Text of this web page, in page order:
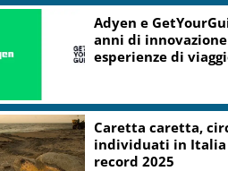
Adyen e
anni di
esperienze di
Caretta caretta,
individuati in Italia
record 2025